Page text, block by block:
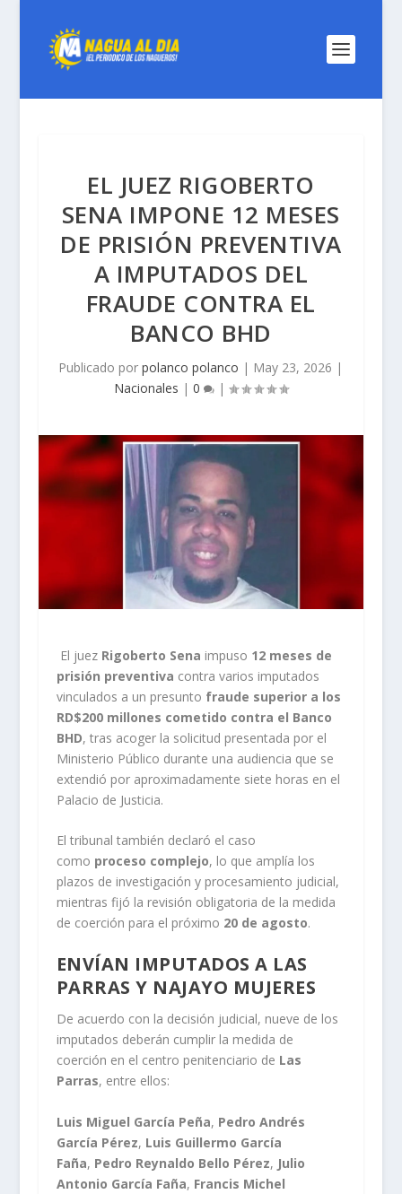
EL JUEZ RIGOBERTO
SENA IMPONE 12 MESES
DE PRISIÓN PREVENTIVA
A IMPUTADOS DEL
FRAUDE CONTRA EL
BANCO BHD
Publicado porpolanco polanco | May 23, 2026 |
Nacionales | 0 |
El juez Rigoberto Sena impuso 12 meses de
prisión preventiva contra varios imputados
vinculados a un presunto fraude superior a los
RD$200 millones cometido contra el Banco
BHD, tras acoger la solicitud presentada por el
Ministerio Público durante una audiencia que se
extendió por aproximadamente siete horas en el
Palacio de Justicia.
El tribunal también declaró el caso
como proceso complejo, lo que amplía los
plazos de investigación y procesamiento judicial,
mientras fijó la revisión obligatoria de la medida
de coerción para el próximo 20 de agosto.
ENVÍAN IMPUTADOS A LAS
PARRAS Y NAJAYO MUJERES
De acuerdo con la decisión judicial, nueve de los
imputados deberán cumplir la medida de
coerción en el centro penitenciario de Las
Parras, entre ellos:
Luis Miguel García Peña, Pedro Andrés
García Pérez, Luis Guillermo García
Faña, Pedro Reynaldo Bello Pérez, Julio
Antonio García Faña, Francis Michel